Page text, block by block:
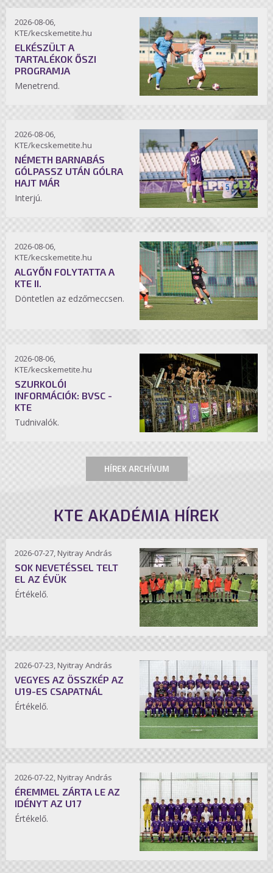
2026-08-06,
KTE/kecskemetite.hu
ELKÉSZÜLT A
TARTALÉKOK ŐSZI
PROGRAMJA
Menetrend.
2026-08-06,
KTE/kecskemetite.hu
NÉMETH BARNABÁS
GÓLPASSZ UTÁN GÓLRA
HAJT MÁR
Interjú.
2026-08-06,
KTE/kecskemetite.hu
ALGYŐN FOLYTATTA A
KTE II.
Döntetlen az edzőmeccsen.
2026-08-06,
KTE/kecskemetite.hu
SZURKOLÓI
INFORMÁCIÓK: BVSC -
KTE
Tudnivalók.
HÍREK ARCHÍVUM
KTE AKADÉMIA HÍREK
2026-07-27, Nyitray András
SOK NEVETÉSSEL TELT
EL AZ ÉVÜK
Értékelő.
2026-07-23, Nyitray András
VEGYES AZ ÖSSZKÉP AZ
U19-ES CSAPATNÁL
Értékelő.
2026-07-22, Nyitray András
ÉREMMEL ZÁRTA LE AZ
IDÉNYT AZ U17
Értékelő.